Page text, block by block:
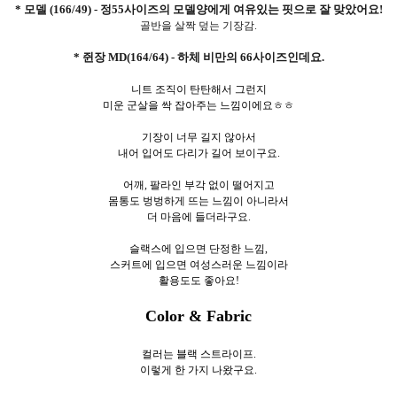
* 모델 (166/49) - 정55사이즈의 모델양에게 여유있는 핏으로 잘 맞았어요!
골반을 살짝 덮는 기장감.
* 쥔장 MD(164/64) - 하체 비만의 66사이즈인데요.
니트 조직이 탄탄해서 그런지
미운 군살을 싹 잡아주는 느낌이에요ㅎㅎ
기장이 너무 길지 않아서
내어 입어도 다리가 길어 보이구요.
어깨, 팔라인 부각 없이 떨어지고
몸통도 벙벙하게 뜨는 느낌이 아니라서
더 마음에 들더라구요.
슬랙스에 입으면 단정한 느낌,
스커트에 입으면 여성스러운 느낌이라
활용도도 좋아요!
Color & Fabric
컬러는 블랙 스트라이프.
이렇게 한 가지 나왔구요.